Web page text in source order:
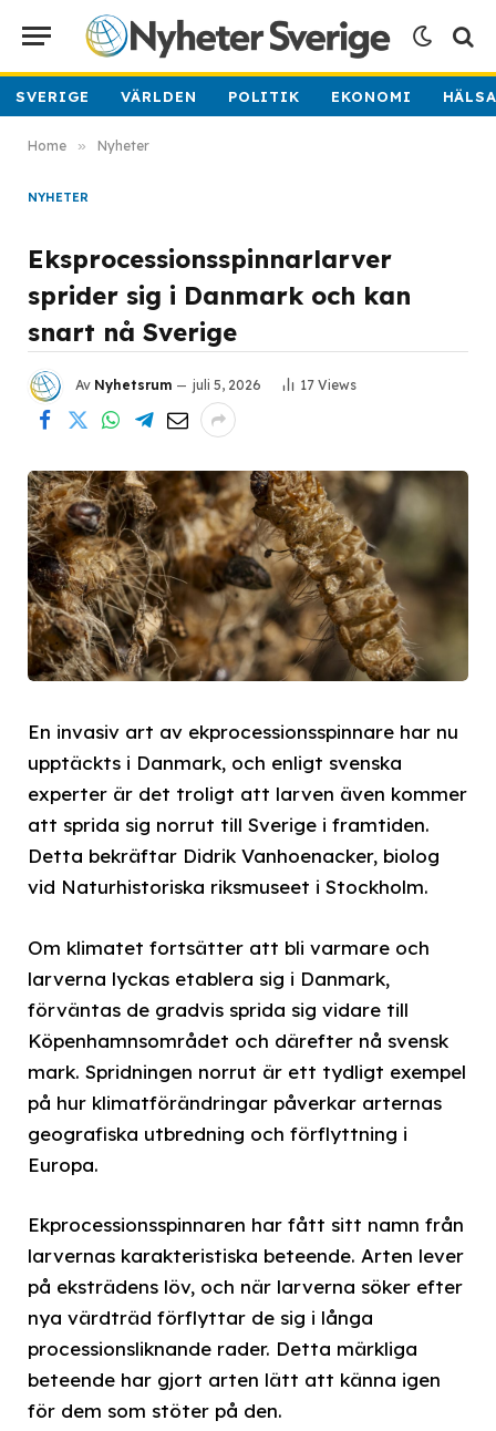
SVERIGE VÄRLDEN POLITIK EKONOMI
Home » Nyheter
NYHETER
Eksprocessionsspinnarlarver
sprider sig i Danmark och kan
snart nå Sverige
Av Nyhetsrum juli 5, 2026 17 Views
En invasiv art av ekprocessionsspinnare har nu
upptäckts i Danmark, och enligt svenska
experter är det troligt att larven även kommer
att sprida sig norrut till Sverige i framtiden.
Detta bekräftar Didrik Vanhoenacker, biolog
vid Naturhistoriska riksmuseet i Stockholm.
Om klimatet fortsätter att bli varmare och
larverna lyckas etablera sig i Danmark,
förväntas de gradvis sprida sig vidare till
Köpenhamnsområdet och därefter nå svensk
mark. Spridningen norrut är ett tydligt exempel
på hur klimatförändringar påverkar arternas
geografiska utbredning och förflyttning i
Europa.
Ekprocessionsspinnaren har fått sitt namn från
larvernas karakteristiska beteende. Arten lever
på eksträdens löv, och när larverna söker efter
nya värdträd förflyttar de sig i långa
processionsliknande rader. Detta märkliga
beteende har gjort arten lätt att känna igen
för dem som stöter på den.